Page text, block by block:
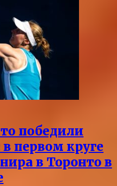
победили
первом круге
в Торонто в